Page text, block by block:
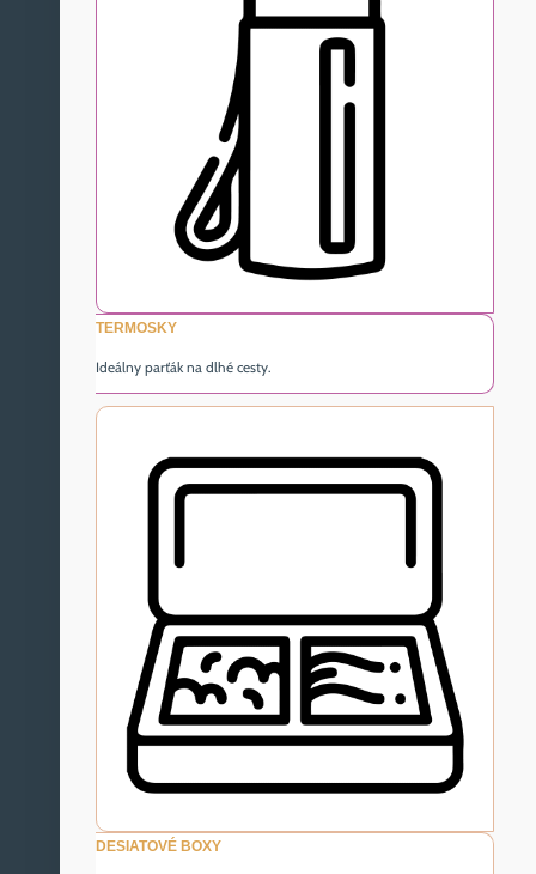
TERMOSKY
Ideálny parťák na dlhé cesty.
DESIATOVÉ BOXY